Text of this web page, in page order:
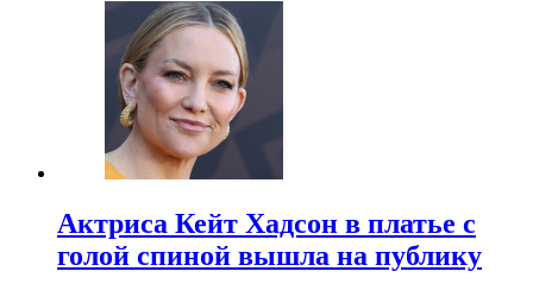
Актриса Кейт Хадсон в платье с
голой спиной вышла на публику